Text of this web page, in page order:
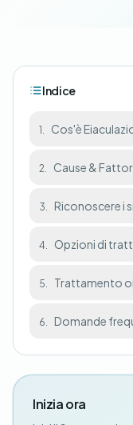
Indice
1. Cos'è
2. Cause &
3. Riconoscere i
4. Opzioni di
5. Trattamento
6. Domande
Inizia ora